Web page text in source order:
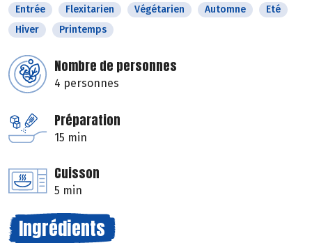
Entrée Flexitarien Végétarien Automne
Eté
Hiver
Printemps
Nombre de personnes
4 personnes
Préparation
15 min
Cuisson
5 min
Ingrédients